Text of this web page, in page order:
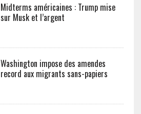
Midterms américaines : Trump mise
sur Musk et l’argent
Washington impose des amendes
record aux migrants sans-papiers